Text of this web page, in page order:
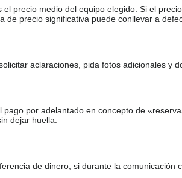
precio medio del equipo elegido. Si el
de precio significativa puede conllevar a
aclaraciones, pida fotos adicionales y
por adelantado en concepto de
dejar huella.
de dinero, si durante la comunicación